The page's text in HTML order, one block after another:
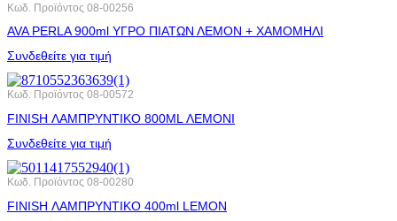
Κωδ. Προϊόντος 08-00256
AVA PERLA 900ml ΥΓΡΟ ΠΙΑΤΩΝ ΛΕΜΟΝ + ΧΑΜΟΜΗΛΙ
Συνδεθείτε για τιμή
Κωδ. Προϊόντος 08-00572
FINISH ΛΑΜΠΡΥΝΤΙΚΟ 800ML ΛΕΜΟΝΙ
Συνδεθείτε για τιμή
Κωδ. Προϊόντος 08-00280
FINISH ΛΑΜΠΡΥΝΤΙΚΟ 400ml LEMON